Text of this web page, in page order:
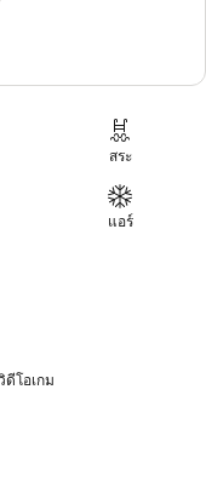
สระ
แอร์
ดีโอเกม